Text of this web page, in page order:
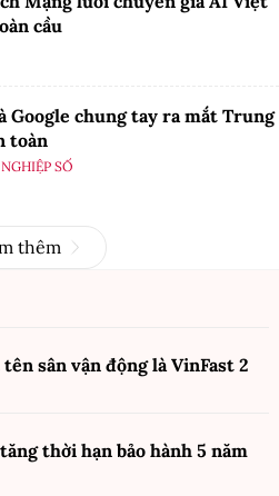
cầu
Google chung tay ra mắt Trung
toàn
SỐ
thêm
sân vận động là VinFast 2
thời hạn bảo hành 5 năm